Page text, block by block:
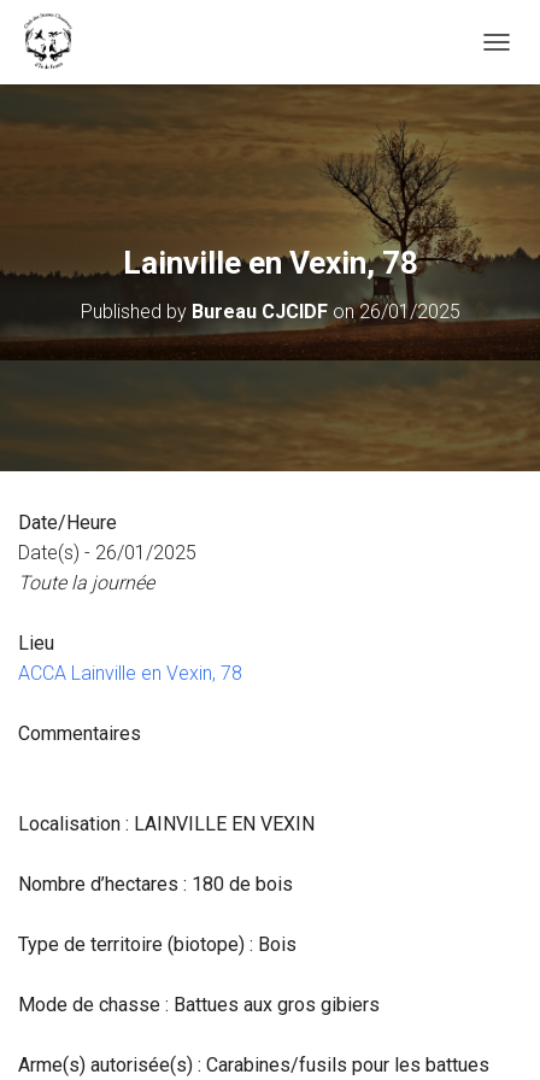
Lainville en Vexin, 78
Published by Bureau CJCIDFon26/01/2025
Date/Heure
Date(s) - 26/01/2025
Toute la journée
Lieu
ACCA Lainville en Vexin, 78
Commentaires
Localisation : LAINVILLE EN VEXIN
Nombre d’hectares : 180 de bois
Type de territoire (biotope) : Bois
Mode de chasse : Battues aux gros gibiers
Arme(s) autorisée(s) : Carabines/fusils pour les battues